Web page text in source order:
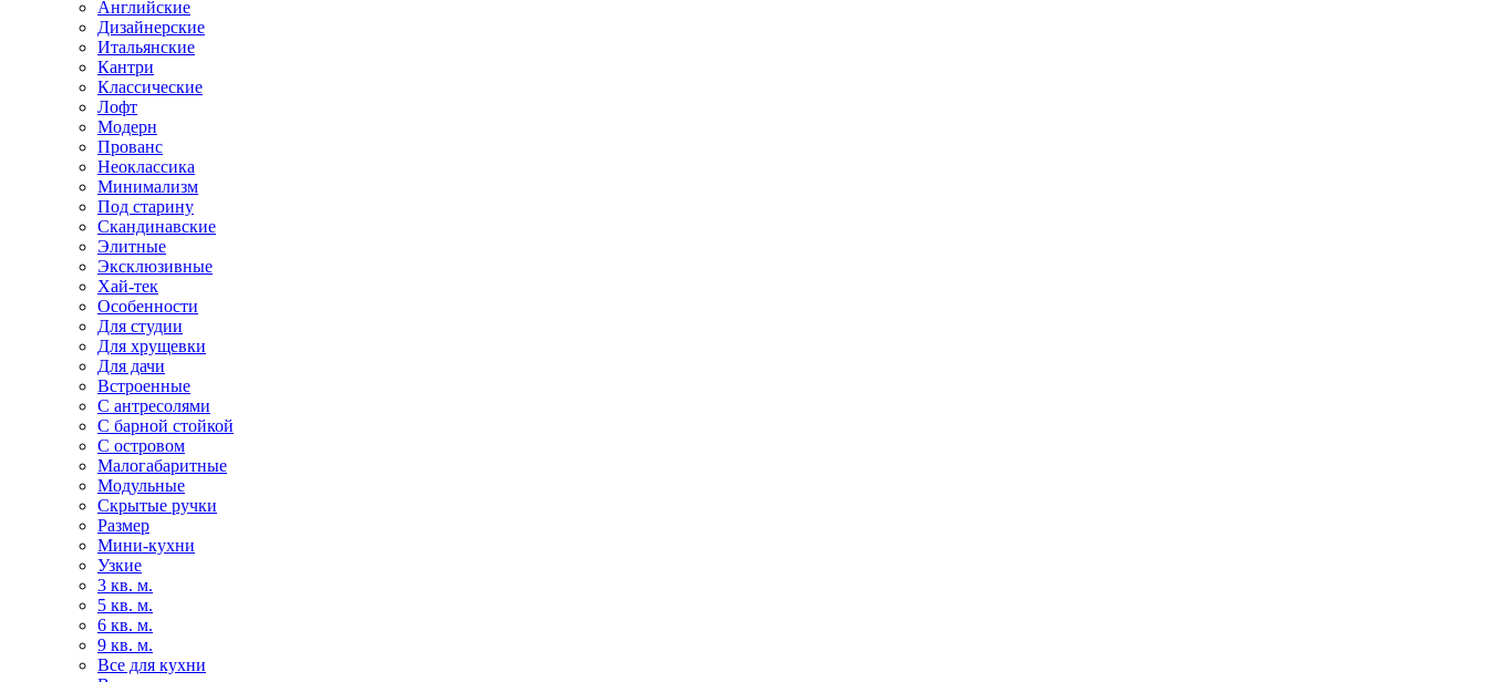
Английские
Дизайнерские
Итальянские
Кантри
Классические
Лофт
Модерн
Прованс
Неоклассика
Минимализм
Под старину
Скандинавские
Элитные
Эксклюзивные
Хай-тек
Особенности
Для студии
Для хрущевки
Для дачи
Встроенные
С антресолями
С барной стойкой
С островом
Малогабаритные
Модульные
Скрытые ручки
Размер
Мини-кухни
Узкие
3 кв. м.
5 кв. м.
6 кв. м.
9 кв. м.
Все для кухни